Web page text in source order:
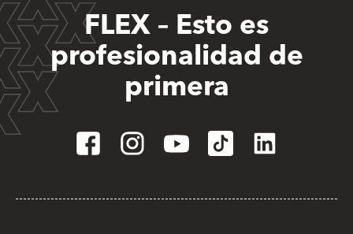
FLEX – Esto es
profesionalidad de
primera